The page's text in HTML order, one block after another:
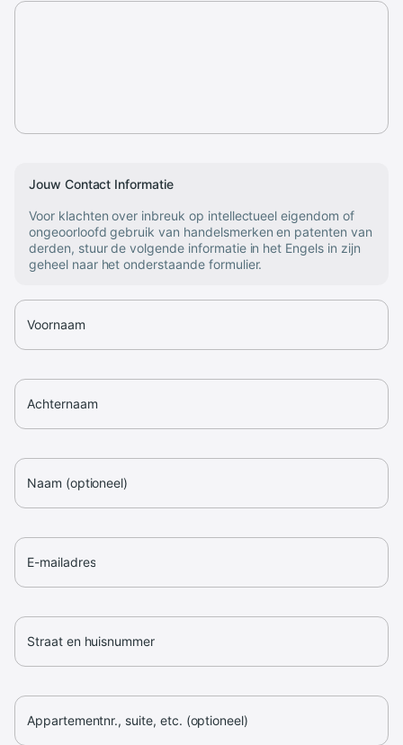
Jouw Contact Informatie
Voor klachten over inbreuk op intellectueel eigendom of
ongeoorloofd gebruik van handelsmerken en patenten van
derden, stuur de volgende informatie in het Engels in zijn
geheel naar het onderstaande formulier.
Voornaam
Achternaam
Naam (optioneel)
E-mailadres
Straat en huisnummer
Appartementnr., suite, etc. (optioneel)